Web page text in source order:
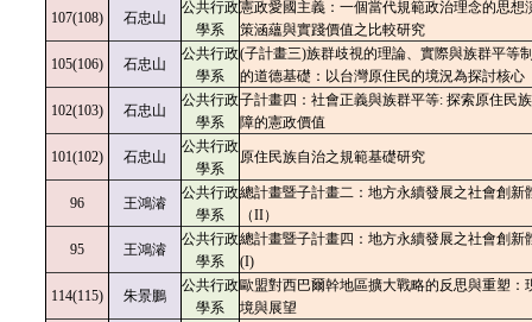
107(108) 石忠山
公共行政
學系
憲政愛國主義：一個當代規範政治理念的思想
策涵蘊與實踐價值之比較研究
105(106) 石忠山
公共行政
學系
(子計畫三)族群歧視的理論、實際與族群平等
的道德基礎：以台灣原住民的境況為探討核心
102(103) 石忠山
公共行政
學系
子計畫四：社會正義與族群平等: 探索原住民
障的憲政價值
101(102) 石忠山
公共行政
學系
原住民族自治之規範基礎研究
96 王鴻濬
公共行政
學系
總計畫暨子計畫二：地方永續發展之社會創新
（II）
95 王鴻濬
公共行政
學系
總計畫暨子計畫四：地方永續發展之社會創新
(I)
114(115) 朱景鵬
公共行政
學系
歐盟對西巴爾幹地區擴大戰略的反思與重塑：
境與展望